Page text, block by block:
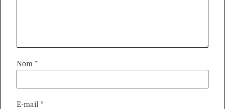
Nom *
E-mail *